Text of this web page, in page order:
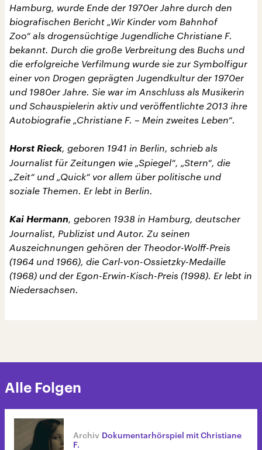
Hamburg, wurde Ende der 1970er Jahre durch den
biografischen Bericht „Wir Kinder vom Bahnhof
Zoo“ als drogensüchtige Jugendliche Christiane F.
bekannt. Durch die große Verbreitung des Buchs und
die erfolgreiche Verfilmung wurde sie zur Symbolfigur
einer von Drogen geprägten Jugendkultur der 1970er
und 1980er Jahre. Sie war im Anschluss als Musikerin
und Schauspielerin aktiv und veröffentlichte 2013 ihre
Autobiografie „Christiane F. – Mein zweites Leben“.
Horst Rieck, geboren 1941 in Berlin, schrieb als
Journalist für Zeitungen wie „Spiegel“, „Stern“, die
„Zeit“ und „Quick“ vor allem über politische und
soziale Themen. Er lebt in Berlin.
Kai Hermann, geboren 1938 in Hamburg, deutscher
Journalist, Publizist und Autor. Zu seinen
Auszeichnungen gehören der Theodor-Wolff-Preis
(1964 und 1966), die Carl-von-Ossietzky-Medaille
(1968) und der Egon-Erwin-Kisch-Preis (1998). Er lebt in
Niedersachsen.
Alle Folgen
Dokumentarhörspiel mit Christiane
F.